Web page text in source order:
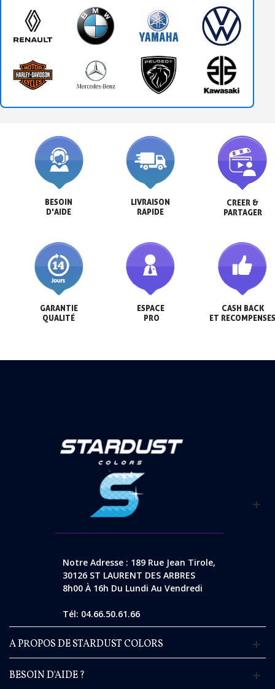
BESOIN
D'AIDE
LIVRAISON
RAPIDE
CREER &
PARTAGER
GARANTIE
QUALITÉ
ESPACE
PRO
CASH BACK
ET
Notre Adresse : 189 Rue Jean Tirole,
30126 ST LAURENT DES ARBRES
8h00 À 16h Du Lundi Au Vendredi
Tél: 04.66.50.61.66
A PROPOS DE STARDUST COLORS
BESOIN D'AIDE ?